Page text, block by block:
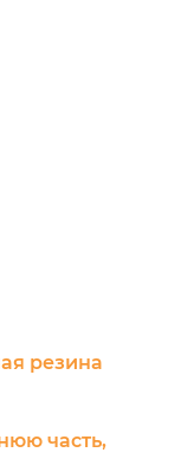
резина
часть,